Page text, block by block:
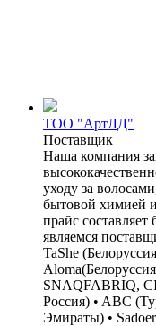
ТОО "АртЛД"
Поставщик
Наша компания
уходу за
бытовой химией
прайс
являемся
TaShe
SNAQFABRIQ,
Россия) • ABC
Эмираты) •